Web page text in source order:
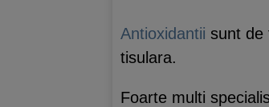
Antioxidantii sunt de
tisulara.
Foarte multi